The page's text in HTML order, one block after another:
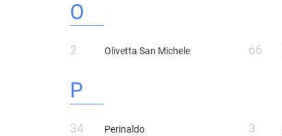
O
2 Olivetta San Michele 66
P
34 Perinaldo 3